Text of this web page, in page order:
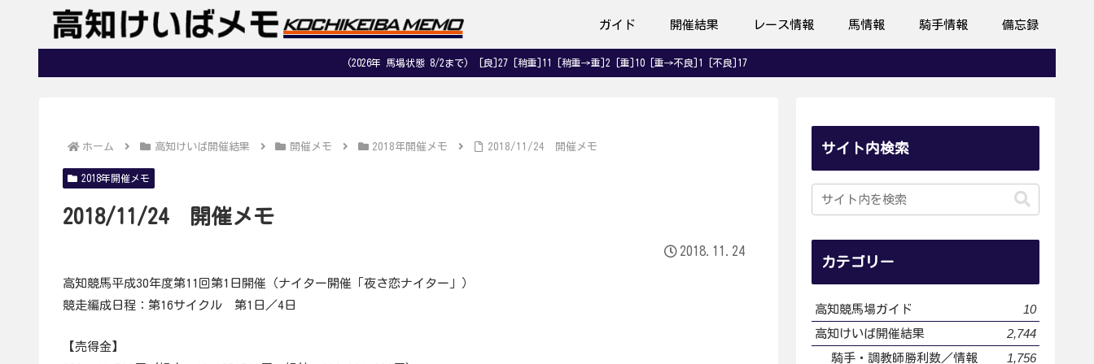
ガイド 開催結果 レース情報 馬情報 騎手情報 備忘録
(2026年 馬場状態 8/2まで) [良]27 [稍重]11 [稍重→重]2 [重]10 [重→不良]1 [不良]17
ホーム 高知けいば開催結果 開催メモ 2018年開催メモ 2018/11/24 開催メモ
2018年開催メモ
2018/11/24 開催メモ
2018.11.24
高知競馬平成30年度第11回第1日開催（ナイター開催「夜さ恋ナイター」）
競走編成日程：第16サイクル 第1日／4日
【売得金】
サイト内検索
カテゴリー
高知競馬場ガイド 10
高知けいば開催結果 2,744
騎手・調教師勝利数／情報 1,756